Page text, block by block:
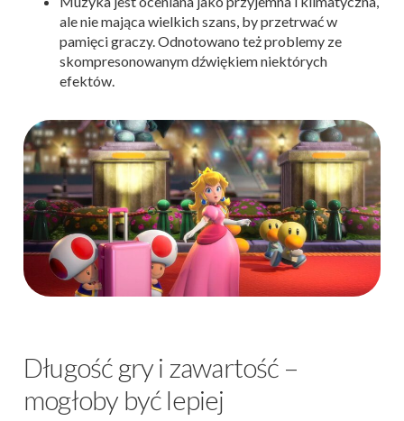
ale nie mająca wielkich szans, by przetrwać w
pamięci graczy. Odnotowano też problemy ze
skompresonowanym dźwiękiem niektórych
efektów.
Długość gry i zawartość –
mogłoby być lepiej